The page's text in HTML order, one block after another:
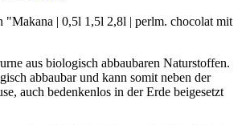
"Makana | 0,5l 1,5l 2,8l | perlm. chocolat mit
aus biologisch abbaubaren Naturstoffen.
abbaubar und kann somit neben der
auch bedenkenlos in der Erde beigesetzt